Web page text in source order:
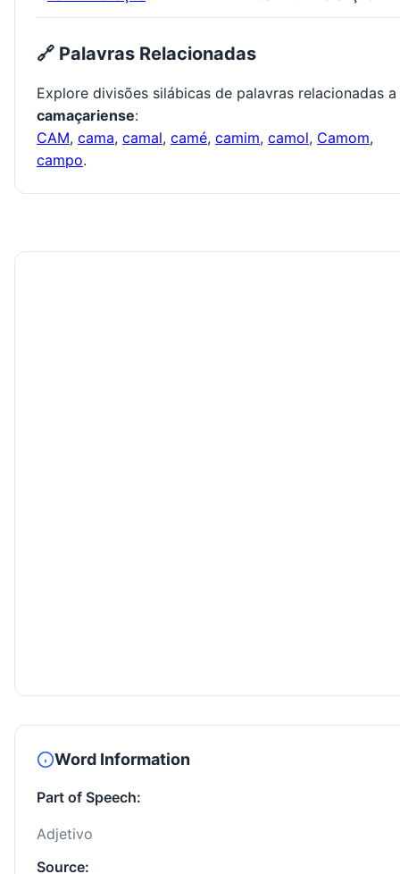
🔗 Palavras Relacionadas
Explore divisões silábicas de palavras relacionadas a
camaçariense:
CAM, cama, camal, camé, camim, camol, Camom,
campo.
Word Information
Part of Speech:
Adjetivo
Source: